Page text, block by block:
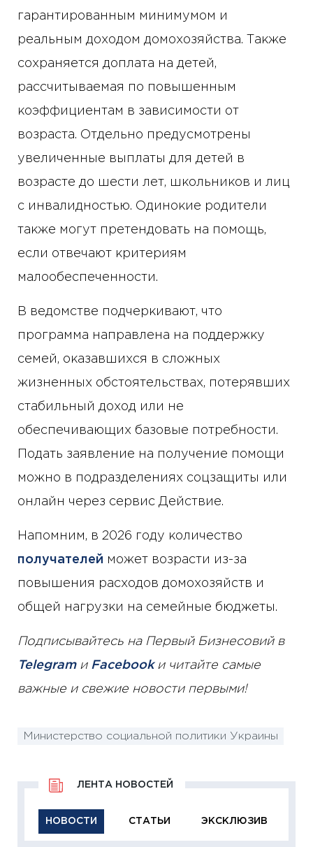
гарантированным минимумом и
реальным доходом домохозяйства. Также
сохраняется доплата на детей,
рассчитываемая по повышенным
коэффициентам в зависимости от
возраста. Отдельно предусмотрены
увеличенные выплаты для детей в
возрасте до шести лет, школьников и лиц
с инвалидностью. Одинокие родители
также могут претендовать на помощь,
если отвечают критериям
малообеспеченности.
В ведомстве подчеркивают, что
программа направлена ​​на поддержку
семей, оказавшихся в сложных
жизненных обстоятельствах, потерявших
стабильный доход или не
обеспечивающих базовые потребности.
Подать заявление на получение помощи
можно в подразделениях соцзащиты или
онлайн через сервис Действие.
Напомним, в 2026 году количество
получателей может возрасти из-за
повышения расходов домохозяйств и
общей нагрузки на семейные бюджеты.
Подписывайтесь на Первый Бизнесовий в
Telegramи Facebookи читайте самые
важные и свежие новости первыми!
Министерство социальной политики Украины
НОВОСТИ СТАТЬИ ЭКСКЛЮЗИВ
ЛЕНТА НОВОСТЕЙ